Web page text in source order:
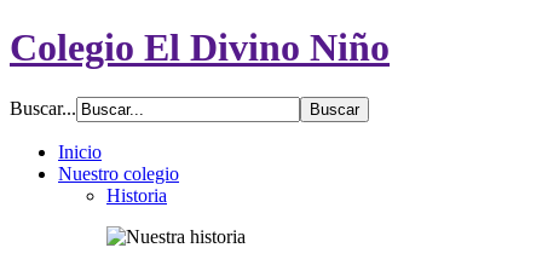
Colegio El Divino Niño
Buscar...
Inicio
Nuestro colegio
Historia